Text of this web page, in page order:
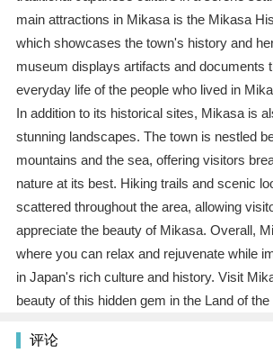
main attractions in Mikasa is the Mikasa
which showcases the town's history and
museum displays artifacts and documents
everyday life of the people who lived in
In addition to its historical sites, Mikasa is
stunning landscapes. The town is nestled
mountains and the sea, offering visitors
nature at its best. Hiking trails and scenic
scattered throughout the area, allowing
appreciate the beauty of Mikasa. Overall,
where you can relax and rejuvenate while
in Japan's rich culture and history. Visit
beauty of this hidden gem in the Land of
评论